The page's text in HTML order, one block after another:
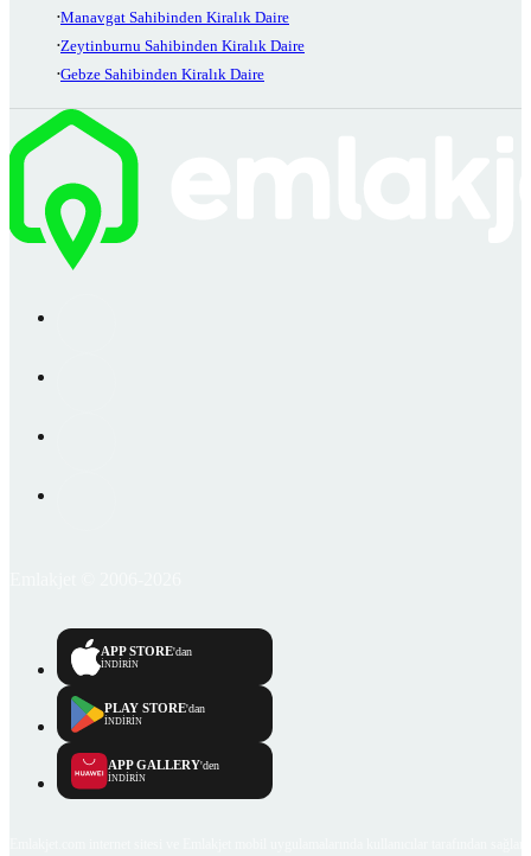
Manavgat Sahibinden Kiralık Daire
Zeytinburnu Sahibinden Kiralık Daire
Gebze Sahibinden Kiralık Daire
APP STORE'dan
İNDİRİN
PLAY STORE'dan
İNDİRİN
APP GALLERY'den
İNDİRİN